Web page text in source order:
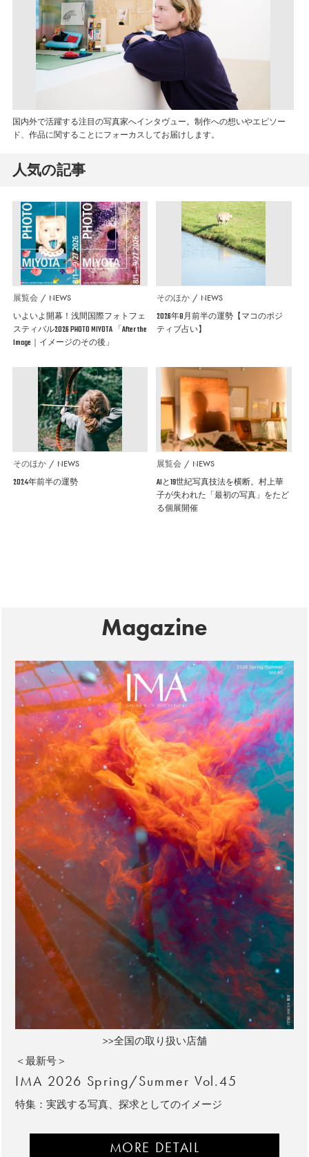
国内外で活躍する注目の写真家へインタヴュー。制作への想いやエピソー
ド、作品に関することにフォーカスしてお届けします。
人気の記事
展覧会 NEWS
いよいよ開幕！浅間国際フォトフェ
スティバル2026 PHOTO MIYOTA 「After the
Image｜イメージのその後」
そのほか NEWS
2026年8月前半の運勢【マコのポジ
ティブ占い】
そのほか NEWS
2024年前半の運勢
展覧会 NEWS
AIと19世紀写真技法を横断。村上華
子が失われた「最初の写真」をたど
る個展開催
Magazine
>>全国の取り扱い店舗
＜最新号＞
IMA 2026 Spring/Summer Vol.45
特集：実践する写真、探求としてのイメージ
MORE DETAIL